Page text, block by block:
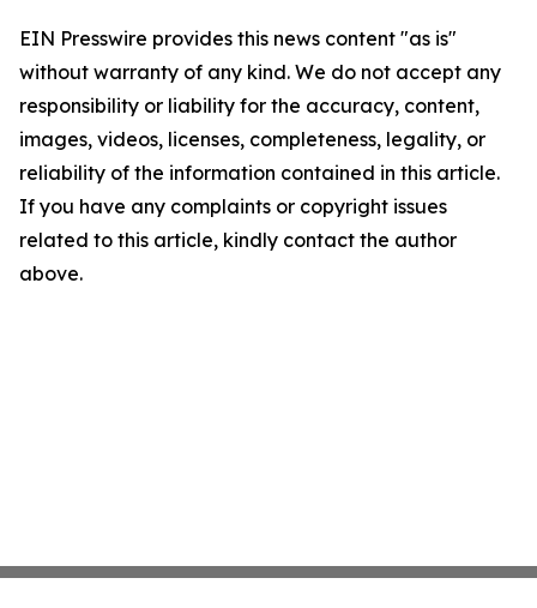
EIN Presswire provides this news content "as is"
without warranty of any kind. We do not accept any
responsibility or liability for the accuracy, content,
images, videos, licenses, completeness, legality, or
reliability of the information contained in this article.
If you have any complaints or copyright issues
related to this article, kindly contact the author
above.